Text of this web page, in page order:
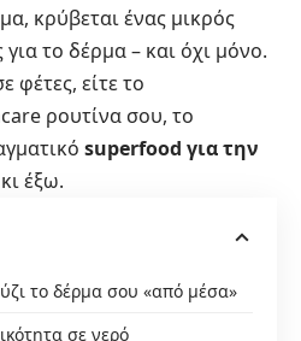
κρύβεται ένας μικρός
το δέρμα – και όχι μόνο.
φέτες, είτε το
ρουτίνα σου, το
superfood για την
έξω.
το δέρμα σου «από μέσα»
σε νερό